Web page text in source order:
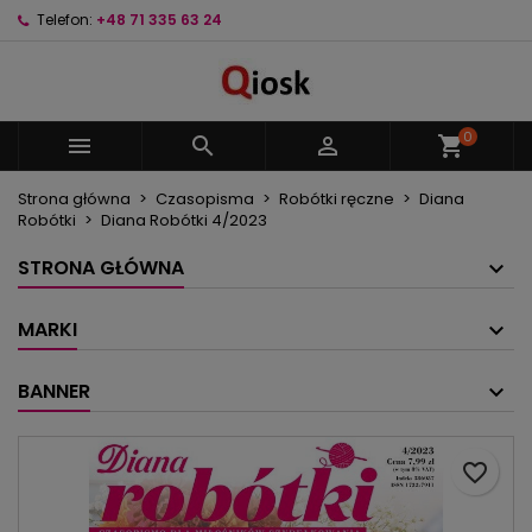
Telefon: +48 71 335 63 24
   shopping_cart0
Strona główna Czasopisma Robótki ręczne
Diana
Robótki
Diana Robótki 4/2023
STRONA GŁÓWNA
MARKI
BANNER
favorite_border
Nazwa listy życzeń
Anuluj
Musisz być zalogowany by zapisać produkty na
swojej liście życzeń.
Anuluj Zaloguj się